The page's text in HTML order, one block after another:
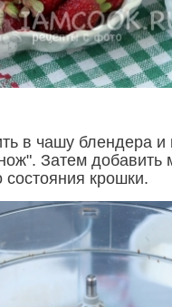
в чашу блендера
Затем добавить
крошки.